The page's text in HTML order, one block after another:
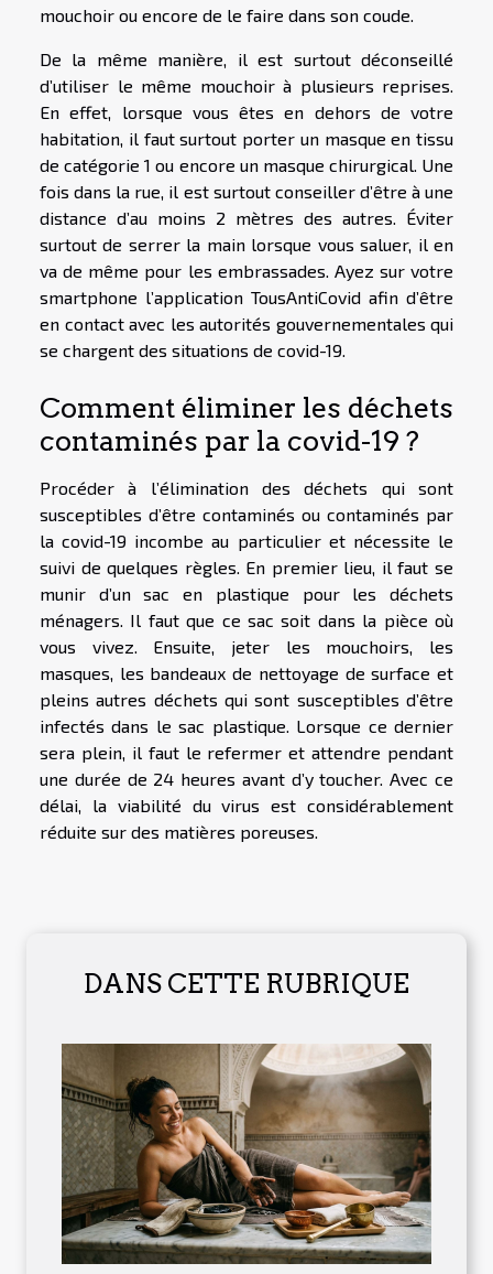
mouchoir ou encore de le faire dans son coude.
De la même manière, il est surtout déconseillé
d’utiliser le même mouchoir à plusieurs reprises.
En effet, lorsque vous êtes en dehors de votre
habitation, il faut surtout porter un masque en tissu
de catégorie 1 ou encore un masque chirurgical. Une
fois dans la rue, il est surtout conseiller d’être à une
distance d’au moins 2 mètres des autres. Éviter
surtout de serrer la main lorsque vous saluer, il en
va de même pour les embrassades. Ayez sur votre
smartphone l’application TousAntiCovid afin d’être
en contact avec les autorités gouvernementales qui
se chargent des situations de covid-19.
Comment éliminer les déchets
contaminés par la covid-19 ?
Procéder à l’élimination des déchets qui sont
susceptibles d’être contaminés ou contaminés par
la covid-19 incombe au particulier et nécessite le
suivi de quelques règles. En premier lieu, il faut se
munir d’un sac en plastique pour les déchets
ménagers. Il faut que ce sac soit dans la pièce où
vous vivez. Ensuite, jeter les mouchoirs, les
masques, les bandeaux de nettoyage de surface et
pleins autres déchets qui sont susceptibles d’être
infectés dans le sac plastique. Lorsque ce dernier
sera plein, il faut le refermer et attendre pendant
une durée de 24 heures avant d’y toucher. Avec ce
délai, la viabilité du virus est considérablement
réduite sur des matières poreuses.
DANS CETTE RUBRIQUE